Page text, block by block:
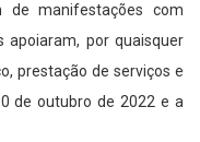
de manifestações com
apoiaram, por quaisquer
prestação de serviços e
de outubro de 2022 e a